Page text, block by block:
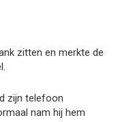
zitten en merkte de
zijn telefoon
nam hij hem